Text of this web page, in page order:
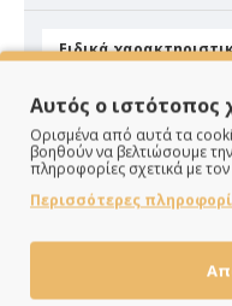
Ειδικά
Χρώμα
Αυτός ο ιστότοπος
Ορισμένα από αυτά τα
βοηθούν να βελτιώσουμε
πληροφορίες σχετικά με
Περισσότερες